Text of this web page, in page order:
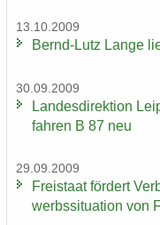
13.10.2009
Bernd-​Lutz Lange
30.09.2009
Lan­des­di­rek­ti­on
fah­ren B 87 neu
29.09.2009
Frei­staat för­dert
werbs­si­tua­ti­on von